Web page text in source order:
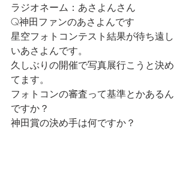
ラジオネーム：あさよんさん
Q神田ファンのあさよんです
星空フォトコンテスト結果が待ち遠し
いあさよんです。
久しぶりの開催で写真展行こうと決め
てます。
フォトコンの審査って基準とかあるん
ですか？
神田賞の決め手は何ですか？